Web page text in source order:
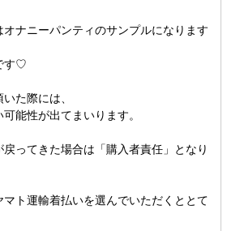
ナニーパンティのサンプルになります
す♡
た際には、
能性が出てまいります。
ってきた場合は「購入者責任」となり
ト運輸着払いを選んでいただくととて